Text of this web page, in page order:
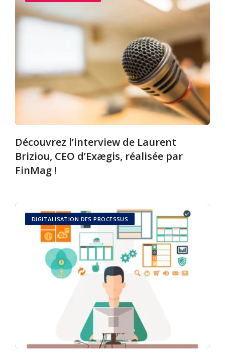
Découvrez l’interview de Laurent
Briziou, CEO d’Exægis, réalisée par
FinMag !
DIGITALISATION DES PROCESSUS